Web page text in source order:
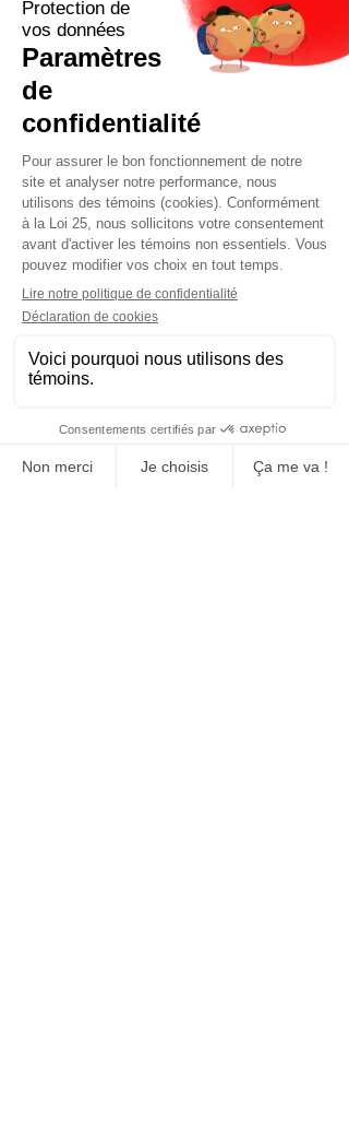
d’empilage
• Location court ou long terme
• Vente à l’unité ou en lot
• Livraison et installation
disponibles partout au Québec
Contactez-nous maintenant pour
une soumission rapide adaptée à
vos besoins.
Demander soumission maintenant